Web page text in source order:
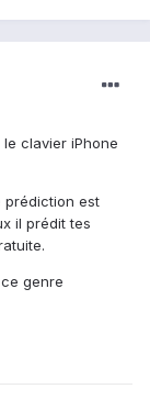
clavier iPhone
prédiction est
il prédit tes
genre